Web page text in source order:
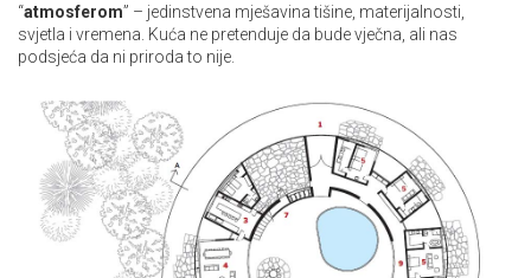
“atmosferom” – jedinstvena mješavina tišine, materijalnosti,
svjetla i vremena. Kuća ne pretenduje da bude vječna, ali nas
podsjeća da ni priroda to nije.